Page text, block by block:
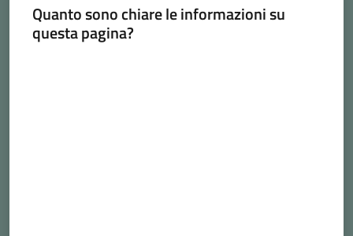
Quanto sono chiare le informazioni su
questa pagina?